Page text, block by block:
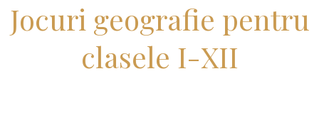
Jocuri geografie pentru
clasele I-XII